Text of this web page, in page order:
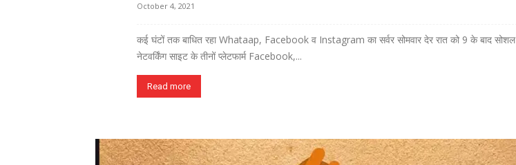
October 4, 2021
कई घंटों तक बाधित रहा Whataap, Facebook व Instagram का सर्वर सोमवार देर रात को 9 के बाद सोशल
नेटवर्किंग साइट के तीनों प्लेटफार्म Facebook,...
Read more